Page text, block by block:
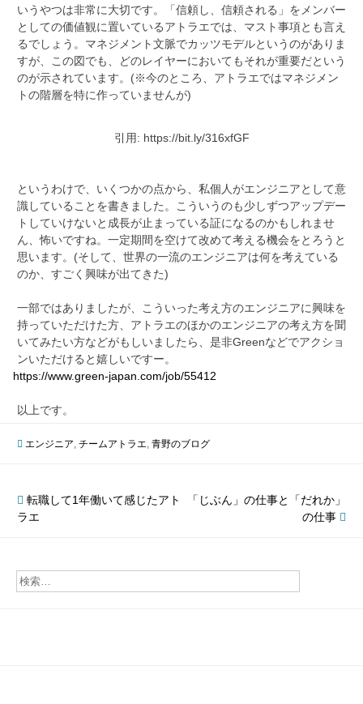
いうやつは非常に大切です。「信頼し、信頼される」をメンバー
としての価値観に置いているアトラエでは、マスト事項とも言え
るでしょう。マネジメント文脈でカッツモデルというのがありま
すが、この図でも、どのレイヤーにおいてもそれが重要だという
のが示されています。(※今のところ、アトラエではマネジメン
トの階層を特に作っていませんが)
引用: https://bit.ly/316xfGF
というわけで、いくつかの点から、私個人がエンジニアとして意
識していることを書きました。こういうのも少しずつアップデー
トしていけないと成長が止まっている証になるのかもしれませ
ん、怖いですね。一定期間を空けて改めて考える機会をとろうと
思います。(そして、世界の一流のエンジニアは何を考えている
のか、すごく興味が出てきた)
一部ではありましたが、こういった考え方のエンジニアに興味を
持っていただけた方、アトラエのほかのエンジニアの考え方を聞
いてみたい方などがもしいましたら、是非Greenなどでアクショ
ンいただけると嬉しいですー。
https://www.green-japan.com/job/55412
以上です。
エンジニア, チームアトラエ, 青野のブログ
投
稿
ビ
転職して1年働いて感じたアト
ラエ
「じぶん」の仕事と「だれか」
の仕事